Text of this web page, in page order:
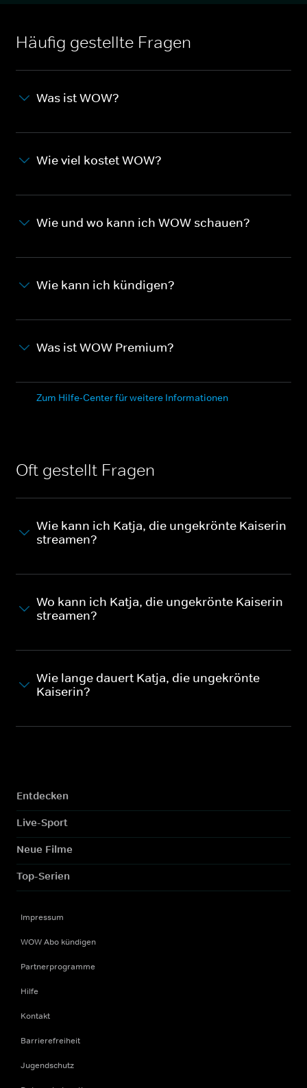
Häufig gestellte Fragen
Was ist WOW?
Wie viel kostet WOW?
Wie und wo kann ich WOW schauen?
Wie kann ich kündigen?
Was ist WOW Premium?
Zum Hilfe-Center für weitere Informationen
Oft gestellt Fragen
Wie kann ich Katja, die ungekrönte Kaiserin
streamen?
Wo kann ich Katja, die ungekrönte Kaiserin
streamen?
Wie lange dauert Katja, die ungekrönte
Kaiserin?
Entdecken
Live-Sport
Neue Filme
Top-Serien
Impressum
WOW Abo kündigen
Partnerprogramme
Hilfe
Kontakt
Barrierefreiheit
Jugendschutz